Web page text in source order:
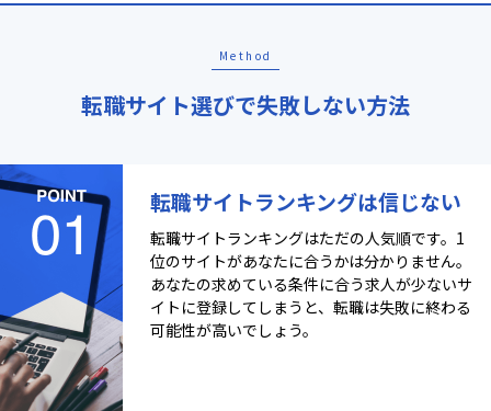
Method
転職サイト選びで失敗しない方法
転職サイトランキングは信じない
転職サイトランキングはただの人気順です。1
位のサイトがあなたに合うかは分かりません。
あなたの求めている条件に合う求人が少ないサ
イトに登録してしまうと、転職は失敗に終わる
可能性が高いでしょう。